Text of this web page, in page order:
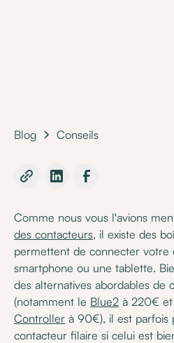
Blog Conseils
Comme nous vous l'avions
des contacteurs, il existe des
permettent de connecter votre
smartphone ou une tablette.
des alternatives abordables de
(notamment le Blue2 à 220€
Controller à 90€), il est parfois
contacteur filaire si celui est